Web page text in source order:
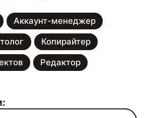
Аккаунт-менеджер
Копирайтер
Редактор